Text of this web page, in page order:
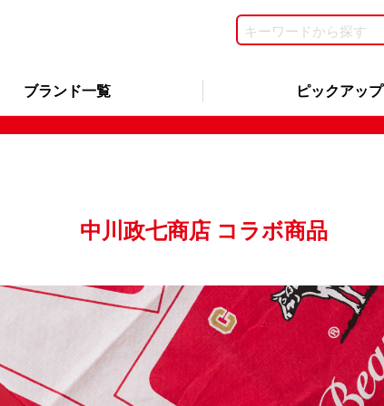
ブランド一覧 ピックアップ
中川政七商店 コラボ商品